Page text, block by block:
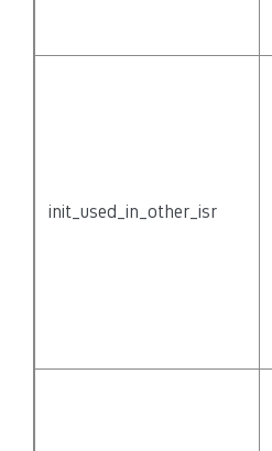
init_used_in_other_isr